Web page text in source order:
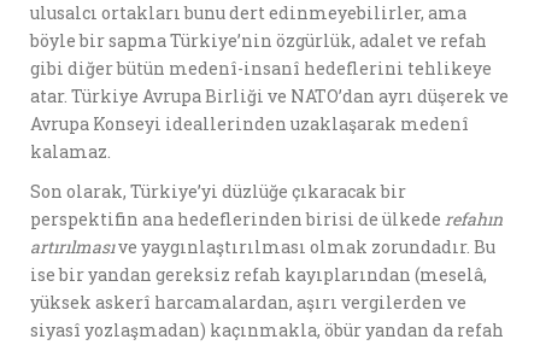
ulusalcı ortakları bunu dert edinmeyebilirler, ama
böyle bir sapma Türkiye’nin özgürlük, adalet ve refah
gibi diğer bütün medenî-insanî hedeflerini tehlikeye
atar. Türkiye Avrupa Birliği ve NATO’dan ayrı düşerek ve
Avrupa Konseyi ideallerinden uzaklaşarak medenî
kalamaz.
Son olarak, Türkiye’yi düzlüğe çıkaracak bir
perspektifin ana hedeflerinden birisi de ülkede refahın
artırılmasıve yaygınlaştırılması olmak zorundadır. Bu
ise bir yandan gereksiz refah kayıplarından (meselâ,
yüksek askerî harcamalardan, aşırı vergilerden ve
siyasî yozlaşmadan) kaçınmakla, öbür yandan da refah